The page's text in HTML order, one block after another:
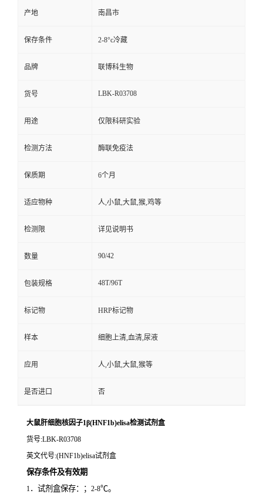
产地 南昌市
保存条件 2-8°c冷藏
品牌 联博科生物
货号 LBK-R03708
用途 仅限科研实验
检测方法 酶联免疫法
保质期 6个月
适应物种 人,小鼠,大鼠,猴,鸡等
检测限 详见说明书
数量 90/42
包装规格 48T/96T
标记物 HRP标记物
样本 细胞上清,血清,尿液
应用 人,小鼠,大鼠,猴等
是否进口 否
大鼠肝细胞核因子1β(HNF1b)elisa检测试剂盒
货号:LBK-R03708
英文代号:(HNF1b)elisa试剂盒
保存条件及有效期
1．试剂盒保存：； 2-8℃。